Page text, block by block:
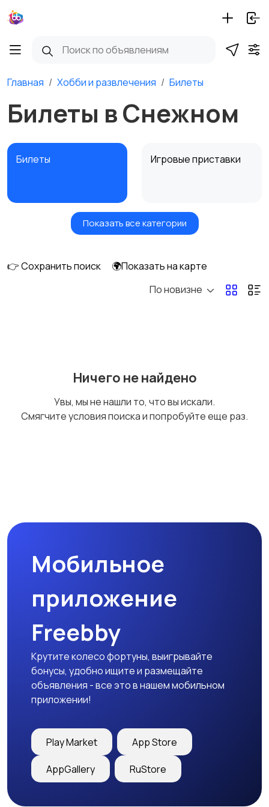
Главная Хобби и развлечения Билеты
Билеты в Снежном
Билеты Игровые приставки
Игры для приставок и
Книги и журналы
Материалы для
инструменты
Показать все категории
👉 Сохранить поиск
🌍Показать на карте
По новизне
Ничего не найдено
Увы, мы не нашли то, что вы искали.
Смягчите условия поиска и попробуйте еще раз.
Мобильное
приложение
Freebby
Крутите колесо фортуны, выигрывайте
бонусы, удобно ищите и размещайте
объявления - все это в нашем мобильном
приложении!
Play Market App Store
AppGallery RuStore